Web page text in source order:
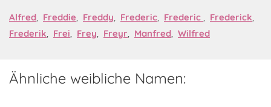
Alfred, Freddie, Freddy, Frederic, Frederic , Frederick,
Frederik, Frei, Frey, Freyr, Manfred, Wilfred
Ähnliche weibliche Namen: